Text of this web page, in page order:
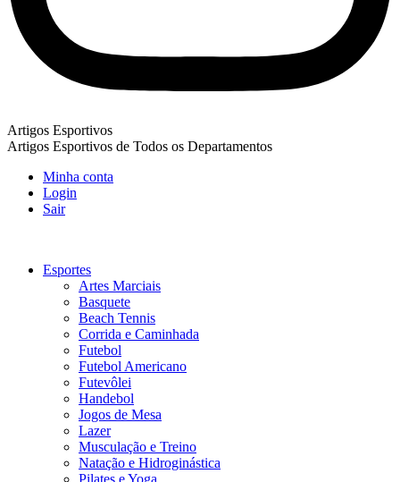
Artigos Esportivos
Artigos Esportivos de Todos os Departamentos
Minha conta
Login
Sair
Esportes
Artes Marciais
Basquete
Beach Tennis
Corrida e Caminhada
Futebol
Futebol Americano
Futevôlei
Handebol
Jogos de Mesa
Lazer
Musculação e Treino
Natação e Hidroginástica
Pilates e Yoga